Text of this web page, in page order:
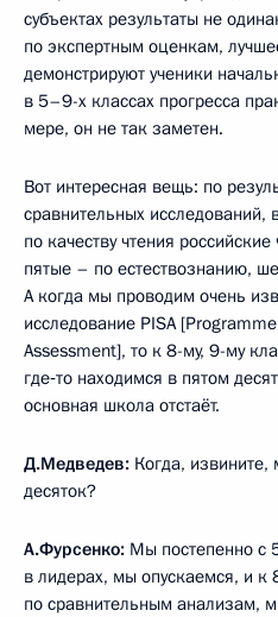
субъектах результаты не
по экспертным оценкам,
демонстрируют ученики
в 5–9-х классах прогресса
мере, он не так заметен.
Вот интересная вещь: по
сравнительных исследований,
по качеству чтения
пятые – по естествознанию,
А когда мы проводим очень
исследование PISA
Assessment], то к 8-му, 9-му
где‑то находимся в пятом
основная школа отстаёт.
Д.Медведев: Когда,
десяток?
А.Фурсенко: Мы постепенно с
в лидерах, мы опускаемся, и к
по сравнительным анализам,